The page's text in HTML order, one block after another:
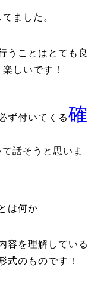
てました。
うことはとても良
しいです！
ず付いてくる確
話そうと思いま
は何か
容を理解している
式のものです！